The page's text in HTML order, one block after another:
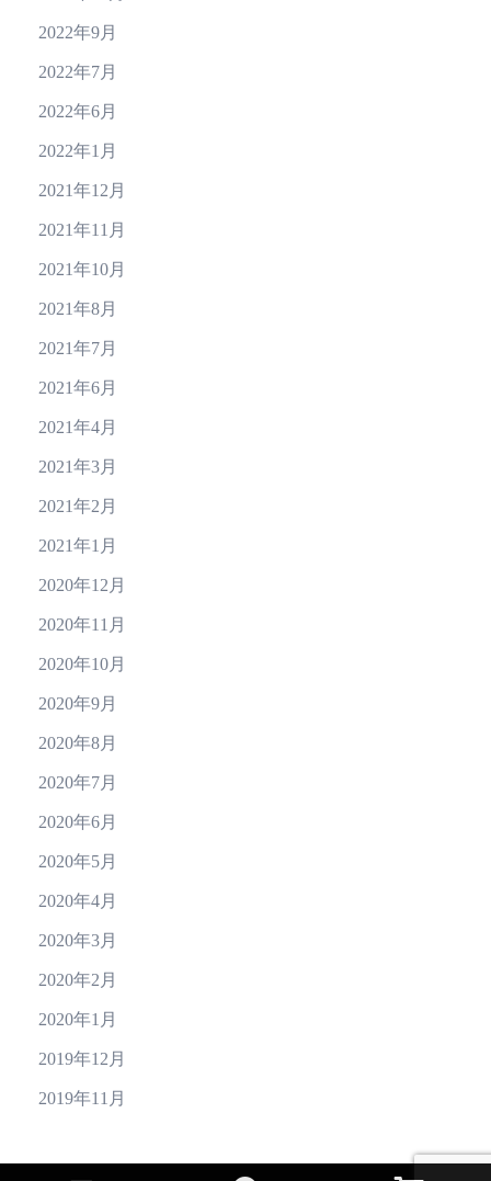
2022年9月
2022年7月
2022年6月
2022年1月
2021年12月
2021年11月
2021年10月
2021年8月
2021年7月
2021年6月
2021年4月
2021年3月
2021年2月
2021年1月
2020年12月
2020年11月
2020年10月
2020年9月
2020年8月
2020年7月
2020年6月
2020年5月
2020年4月
2020年3月
2020年2月
2020年1月
2019年12月
2019年11月